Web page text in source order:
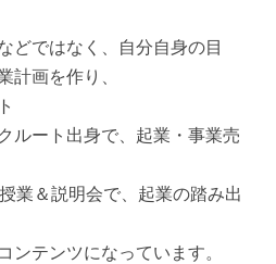
どではなく、自分自身の目
計画を作り、
ルート出身で、起業・事業売
業＆説明会で、起業の踏み出
ンテンツになっています。